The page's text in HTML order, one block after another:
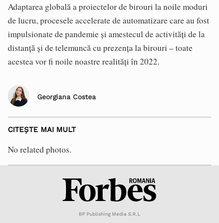
Adaptarea globală a proiectelor de birouri la noile moduri
de lucru, procesele accelerate de automatizare care au fost
impulsionate de pandemie și amestecul de activități de la
distanță și de telemuncă cu prezența la birouri – toate
acestea vor fi noile noastre realități în 2022.
Georgiana Costea
CITEȘTE MAI MULT
No related photos.
BP Publishing Media S.R.L